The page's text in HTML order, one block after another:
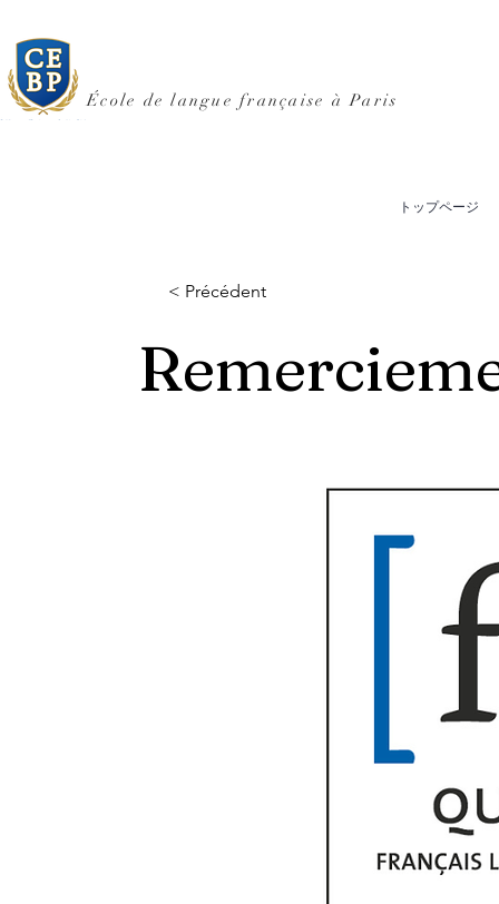
École de langue française à Paris
トップページ
< Précédent